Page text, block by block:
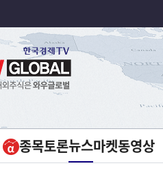
종목토론뉴스마켓동영상